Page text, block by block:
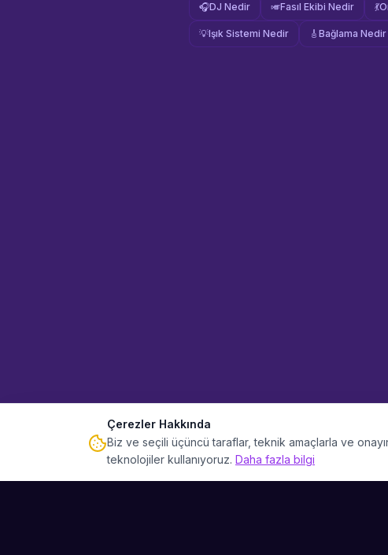
🎧DJ Nedir 🎺Fasıl Ekibi Nedir 💃
💡Işık Sistemi Nedir 🎸 Bağlama Nedir
Çerezler Hakkında
Biz ve seçili üçüncü taraflar, teknik amaçlarla ve
teknolojiler kullanıyoruz. Daha fazla bilgi